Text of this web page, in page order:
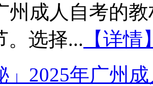
州成人自考的
。选择... 【详情
」2025年广州